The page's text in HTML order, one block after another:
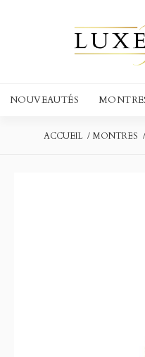
NOUVEAUTÉS
ACCUEIL MONTRES